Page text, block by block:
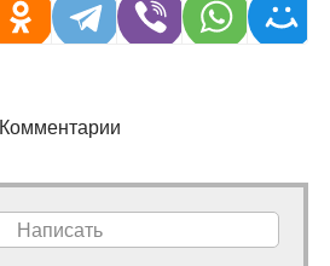
Комментарии
Написать